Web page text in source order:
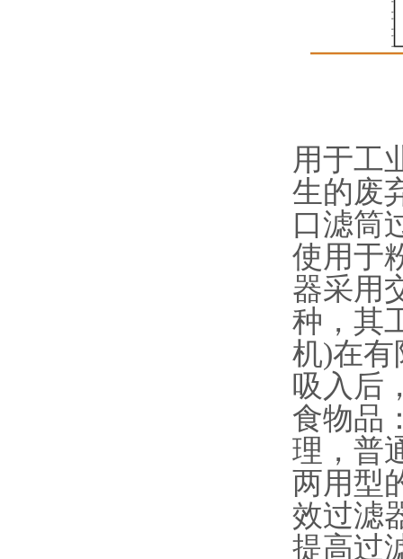
用于工
生的废
口滤筒
使用于
器采用
种，其
机)在有
吸入后
食物品
理，普
两用型
效过滤
提高过